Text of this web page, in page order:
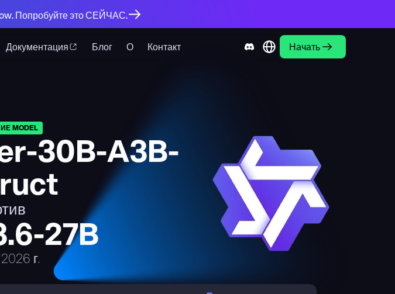
Документация Блог О Контакт Начать
Попробуйте это СЕЙЧАС.
MODEL
30B-A3B-
27B
г.